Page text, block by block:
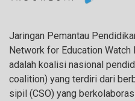
Jaringan Pemantau
Network for Education Watch
adalah koalisi nasional
coalition) yang terdiri dari
sipil (CSO) yang